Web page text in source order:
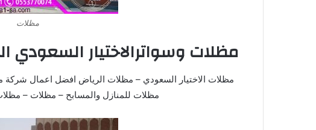
مظلات
مظلات وسواترالاختيار السعودي
مظلات الاختيار السعودي – مظلات الرياض افضل اعمال شركة
مظلات للمنازل والمسابح – مظلات –